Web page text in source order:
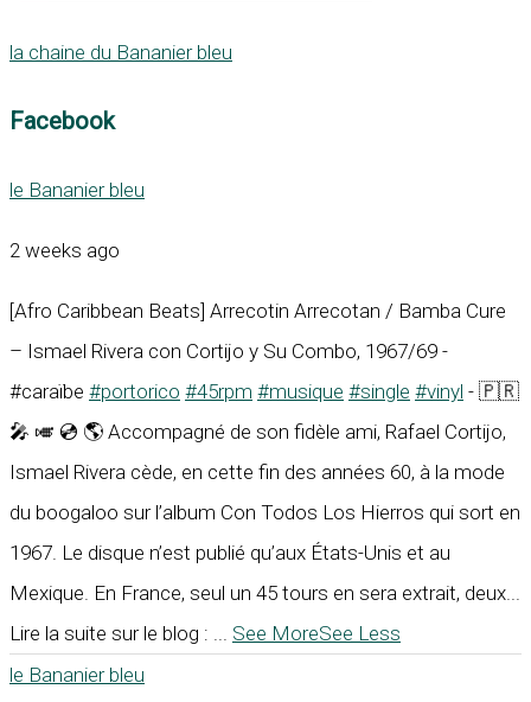
la chaine du Bananier bleu
Facebook
le Bananier bleu
2 weeks ago
[Afro Caribbean Beats] Arrecotin Arrecotan / Bamba Cure
– Ismael Rivera con Cortijo y Su Combo, 1967/69 -
#caraïbe #portorico #45rpm #musique #single #vinyl - 🇵🇷
🎤 🎺 💿 🌎 Accompagné de son fidèle ami, Rafael Cortijo,
Ismael Rivera cède, en cette fin des années 60, à la mode
du boogaloo sur l’album Con Todos Los Hierros qui sort en
1967. Le disque n’est publié qu’aux États-Unis et au
Mexique. En France, seul un 45 tours en sera extrait, deux...
Lire la suite sur le blog : ... See MoreSee Less
le Bananier bleu